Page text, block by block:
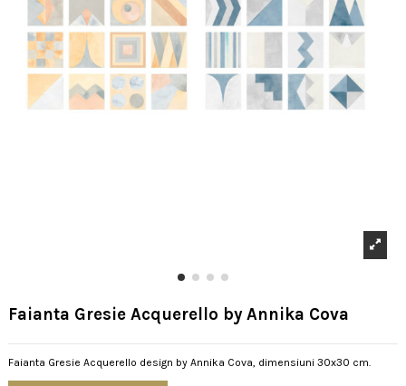
Faianta Gresie Acquerello by Annika Cova
Faianta Gresie Acquerello design by Annika Cova, dimensiuni 30x30 cm.